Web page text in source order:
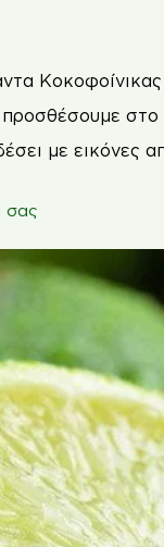
με εικόνες
σας